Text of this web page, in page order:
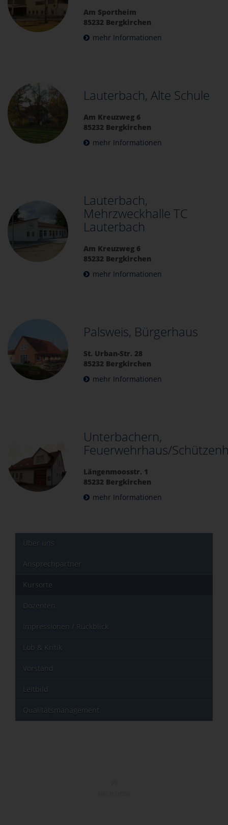
Am Sportheim
85232 Bergkirchen
mehr Informationen
Lauterbach, Alte Schule
Am Kreuzweg 6
85232 Bergkirchen
mehr Informationen
Lauterbach,
Mehrzweckhalle TC
Lauterbach
Am Kreuzweg 6
85232 Bergkirchen
mehr Informationen
Palsweis, Bürgerhaus
St. Urban-Str. 28
85232 Bergkirchen
mehr Informationen
Unterbachern,
Feuerwehrhaus/
Längenmoosstr. 1
85232 Bergkirchen
mehr Informationen
Über uns
Ansprechpartner
Kursorte
Dozenten
Impressionen / Rückblick
Lob & Kritik
Vorstand
Leitbild
Qualitätsmanagement